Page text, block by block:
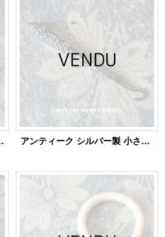
ールドコーティング アンティーク シルバー製 小さなかぎ針 ロカイユ装飾